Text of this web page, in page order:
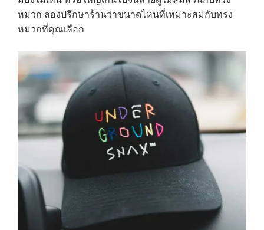
หมวก ลองปรึกษาร้านว่าขนาดไหนที่เหมาะสมกับทรง
หมวกที่คุณเลือก